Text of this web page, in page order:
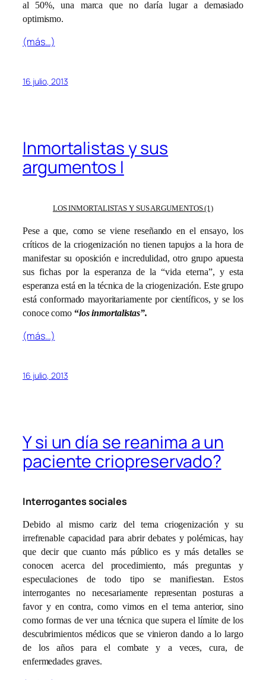
al 50%, una marca que no daría lugar a demasiado
optimismo.
(más…)
16 julio, 2013
Inmortalistas y sus
argumentos I
LOS INMORTALISTAS Y SUS ARGUMENTOS (1)
Pese a que, como se viene reseñando en el ensayo, los
críticos de la criogenización no tienen tapujos a la hora de
manifestar su oposición e incredulidad, otro grupo apuesta
sus fichas por la esperanza de la “vida eterna”, y esta
esperanza está en la técnica de la criogenización. Este grupo
está conformado mayoritariamente por científicos, y se los
conoce como “los inmortalistas”.
(más…)
16 julio, 2013
Y si un día se reanima a un
paciente criopreservado?
Interrogantes sociales
Debido al mismo cariz del tema criogenización y su
irrefrenable capacidad para abrir debates y polémicas, hay
que decir que cuanto más público es y más detalles se
conocen acerca del procedimiento, más preguntas y
especulaciones de todo tipo se manifiestan. Estos
interrogantes no necesariamente representan posturas a
favor y en contra, como vimos en el tema anterior, sino
como formas de ver una técnica que supera el límite de los
descubrimientos médicos que se vinieron dando a lo largo
de los años para el combate y a veces, cura, de
enfermedades graves.